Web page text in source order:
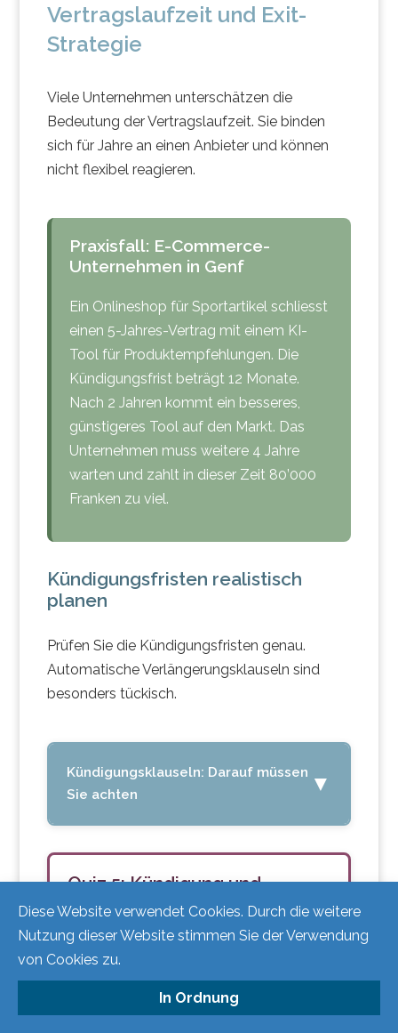
Vertragslaufzeit und Exit-
Strategie
Viele Unternehmen unterschätzen die
Bedeutung der Vertragslaufzeit. Sie binden
sich für Jahre an einen Anbieter und können
nicht flexibel reagieren.
Praxisfall: E-Commerce-
Unternehmen in Genf
Ein Onlineshop für Sportartikel schliesst
einen 5-Jahres-Vertrag mit einem KI-
Tool für Produktempfehlungen. Die
Kündigungsfrist beträgt 12 Monate.
Nach 2 Jahren kommt ein besseres,
günstigeres Tool auf den Markt. Das
Unternehmen muss weitere 4 Jahre
warten und zahlt in dieser Zeit 80’000
Franken zu viel.
Kündigungsfristen realistisch
planen
Prüfen Sie die Kündigungsfristen genau.
Automatische Verlängerungsklauseln sind
besonders tückisch.
Kündigungsklauseln: Darauf müssen
Sie achten
▼
Problematische Klauseln:
automatische Verlängerung um
jeweils 2 Jahre.“
„Kündigungsfrist 12 Monate zum
Vertragsende.“
„Bei vorzeitiger Kündigung sind 100%
Quiz 5: Kündigung und
Datenübertragung
in Interlaken. Sie nutzen seit 2
Jahren ein KI-Tool für das Revenue
Diese Website verwendet Cookies. Durch die weitere
Nutzung dieser Website stimmen Sie der Verwendung
von Cookies zu.
In Ordnung